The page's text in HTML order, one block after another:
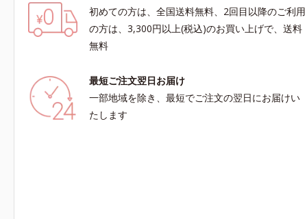
初めての方は、全国送料無料、2回目以降のご利用
の方は、3,300円以上(税込)のお買い上げで、送料
無料
最短ご注文翌日お届け
一部地域を除き、最短でご注文の翌日にお届けい
たします